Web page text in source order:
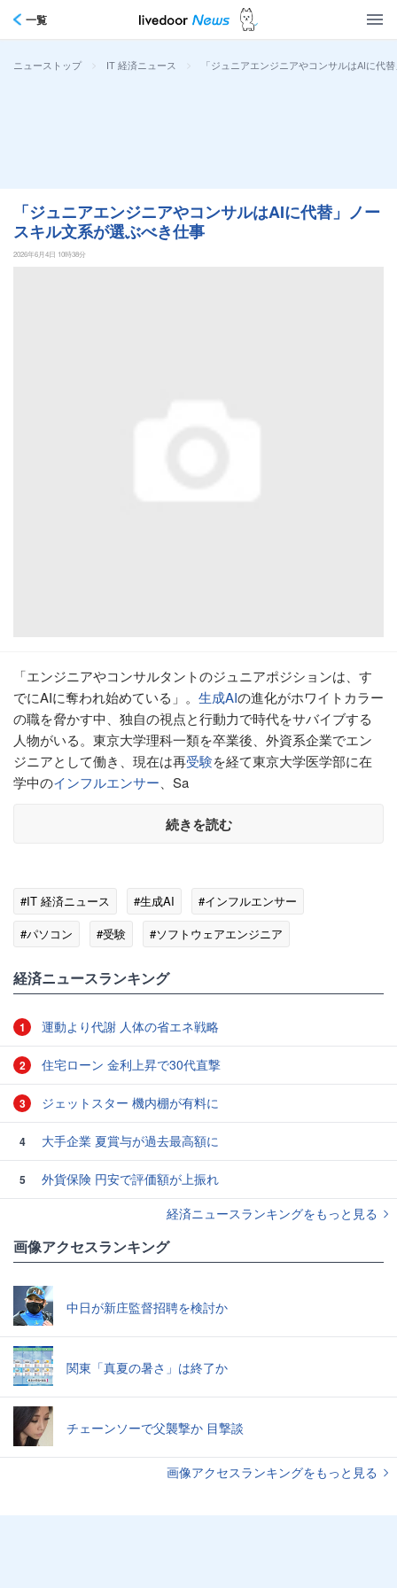
一覧
ニューストップ > IT 経済ニュース > 「ジュニアエンジニアやコンサルはAIに代
「ジュニアエンジニアやコンサルはAIに代替」ノー
スキル文系が選ぶべき仕事
2026年6月4日 10時38分
「エンジニアやコンサルタントのジュニアポジションは、す
でにAIに奪われ始めている」。 生成AIの進化がホワイトカラー
の職を脅かす中、独自の視点と行動力で時代をサバイブする
人物がいる。東京大学理科一類を卒業後、外資系企業でエン
ジニアとして働き、現在は再受験を経て東京大学医学部に在
学中のインフルエンサー 、Sa
続きを読む
#IT 経済ニュース #生成AI
#インフルエンサー
#パソコン
#受験 #ソフトウェアエンジニア
経済ニュースランキング
1 運動より代謝 人体の省エネ戦略
2 住宅ローン 金利上昇で30代直撃
3 ジェットスター 機内棚が有料に
4 大手企業 夏賞与が過去最高額に
5
外貨保険 円安で評価額が上振れ
経済ニュースランキングをもっと見る
画像アクセスランキング
中日が新庄監督招聘を検討か
関東「真夏の暑さ」は終了か
チェーンソーで父襲撃か 目撃談
画像アクセスランキングをもっと見る